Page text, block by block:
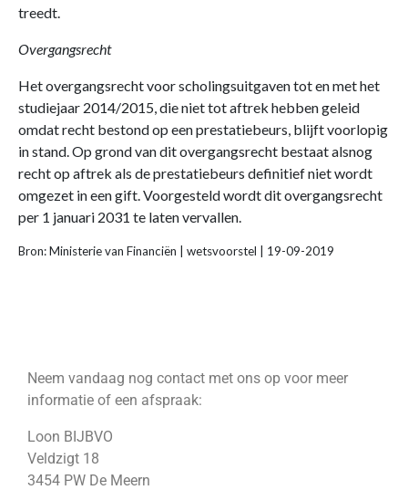
treedt.
Overgangsrecht
Het overgangsrecht voor scholingsuitgaven tot en met het
studiejaar 2014/2015, die niet tot aftrek hebben geleid
omdat recht bestond op een prestatiebeurs, blijft voorlopig
in stand. Op grond van dit overgangsrecht bestaat alsnog
recht op aftrek als de prestatiebeurs definitief niet wordt
omgezet in een gift. Voorgesteld wordt dit overgangsrecht
per 1 januari 2031 te laten vervallen.
Bron: Ministerie van Financiën | wetsvoorstel | 19-09-2019
Neem vandaag nog contact met ons op voor meer
informatie of een afspraak:
Loon BIJBVO
Veldzigt 18
3454 PW De Meern